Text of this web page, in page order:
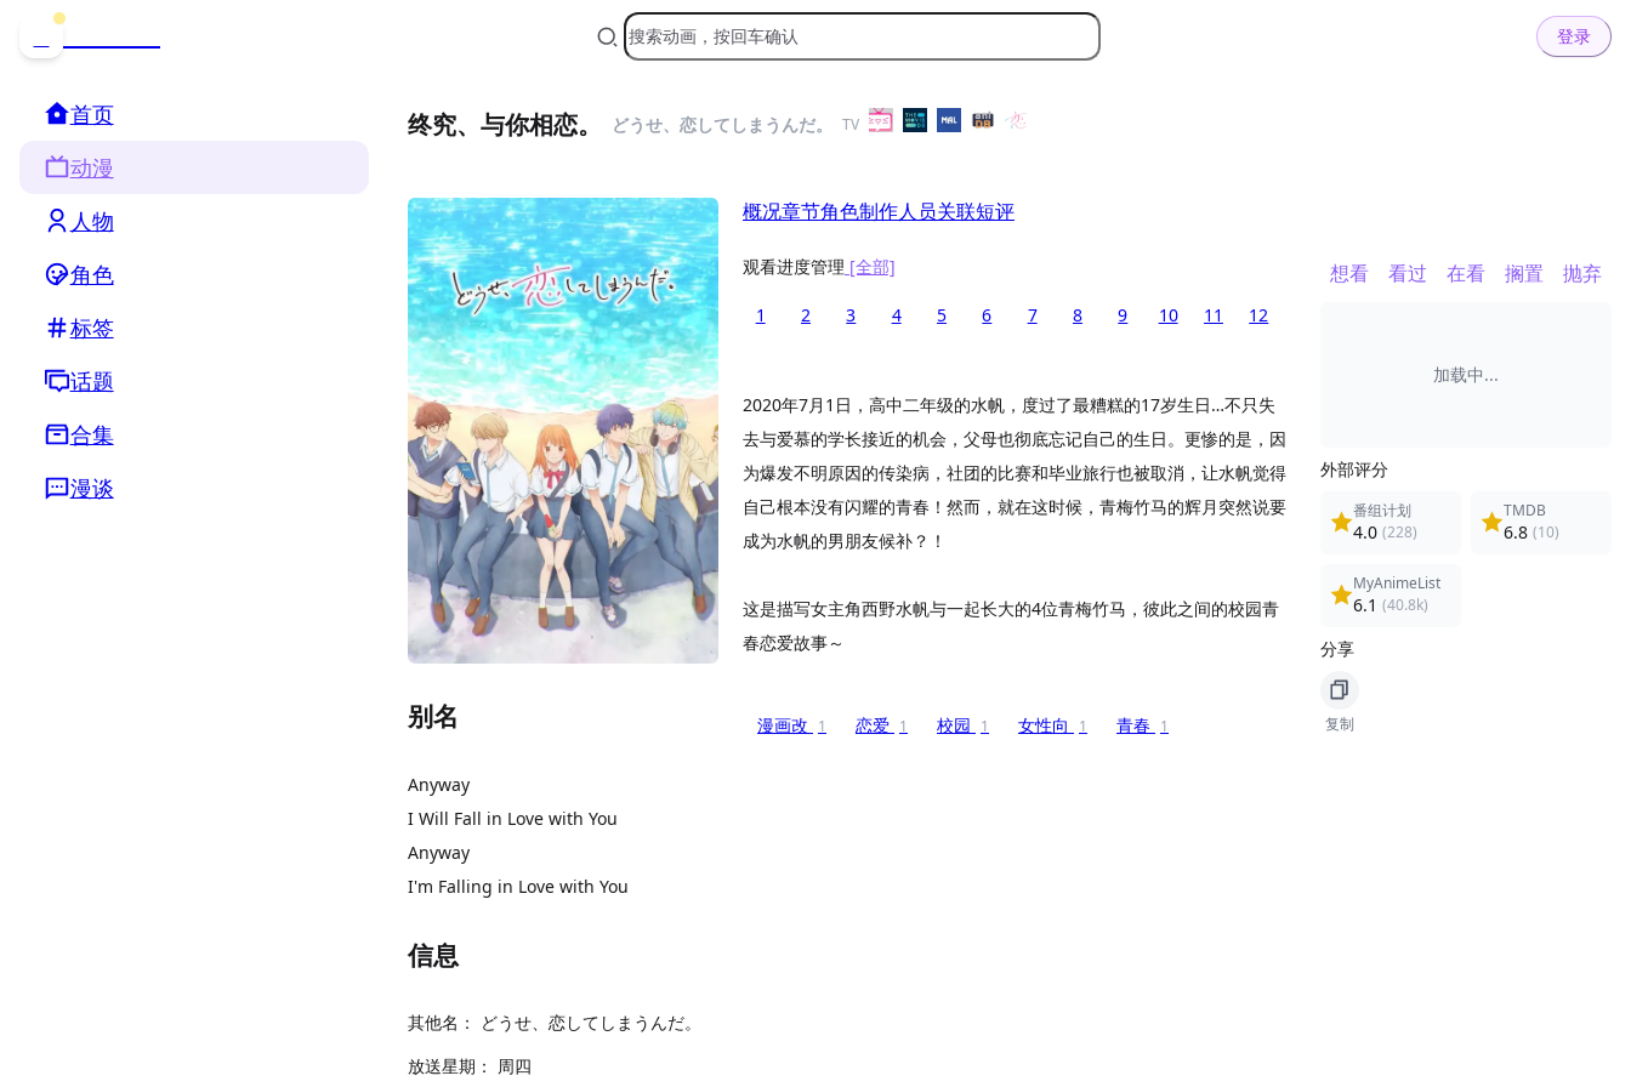
登录
首页
动漫
人物
角色
标签
话题
合集
漫谈
终究、与你相恋。 どうせ、恋してしまうんだ。 TV
别名
Anyway
I Will Fall in Love with You
Anyway
I'm Falling in Love with You
信息
其他名：
どうせ、恋してしまうんだ。
放送星期： 周四
概况章节角色制作人员关联短评
观看进度管理 [全部]
1 2 3 4 5 6 7 8 9 10 11 12
2020年7月1日，高中二年级的水帆，度过了最糟糕的17岁生日…不只失
去与爱慕的学长接近的机会，父母也彻底忘记自己的生日。更惨的是，因
为爆发不明原因的传染病，社团的比赛和毕业旅行也被取消，让水帆觉得
自己根本没有闪耀的青春！然而，就在这时候，青梅竹马的辉月突然说要
成为水帆的男朋友候补？！
这是描写女主角西野水帆与一起长大的4位青梅竹马，彼此之间的校园青
春恋爱故事～
漫画改 1 恋爱 1 校园 1 女性向 1 青春 1
想看 看过 在看 搁置 抛弃
加载中...
外部评分
番组计划
4.0 (228)
TMDB
6.8 (10)
MyAnimeList
6.1 (40.8k)
分享
复制